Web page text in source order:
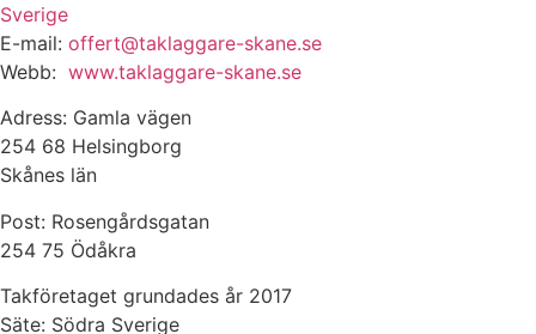
Sverige
E-mail: offert@taklaggare-skane.se
Webb: www.taklaggare-skane.se
Adress: Gamla vägen
254 68 Helsingborg
Skånes län
Post: Rosengårdsgatan
254 75 Ödåkra
Takföretaget grundades år 2017
Säte: Södra Sverige